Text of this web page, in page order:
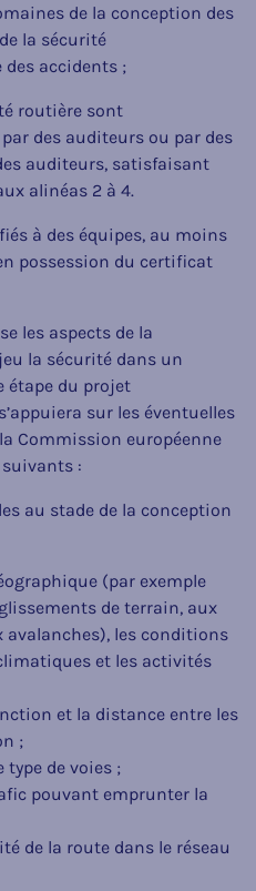
de la conception des
la sécurité
des accidents ;
routière sont
des auditeurs ou par des
auditeurs, satisfaisant
alinéas 2 à 4.
à des équipes, au moins
possession du certificat
les aspects de la
la sécurité dans un
étape du projet
sur les éventuelles
Commission européenne
:
au stade de la conception
(par exemple
de terrain, aux
avalanches), les conditions
et les activités
et la distance entre les
;
type de voies ;
pouvant emprunter la
de la route dans le réseau